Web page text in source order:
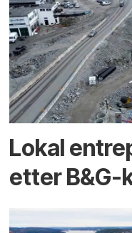
Lokal
etter B&G-